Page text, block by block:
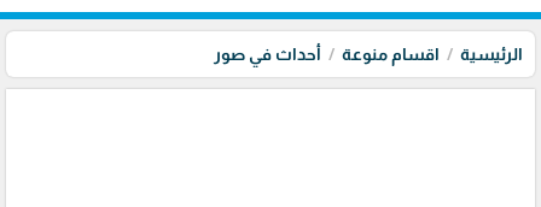
الرئيسية اقسام منوعة أحداث في صور